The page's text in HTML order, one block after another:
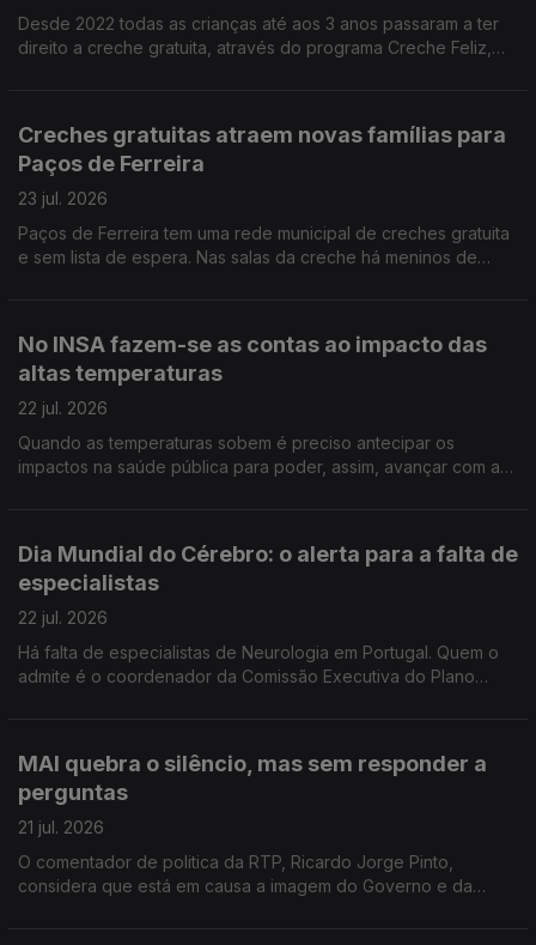
Desde 2022 todas as crianças até aos 3 anos passaram a ter
direito a creche gratuita, através do programa Creche Feliz,
Creches gratuitas atraem novas famílias para
Paços de Ferreira
23 jul. 2026
Paços de Ferreira tem uma rede municipal de creches gratuita
e sem lista de espera. Nas salas da creche há meninos de
No INSA fazem-se as contas ao impacto das
altas temperaturas
22 jul. 2026
Quando as temperaturas sobem é preciso antecipar os
impactos na saúde pública para poder, assim, avançar com as
Dia Mundial do Cérebro: o alerta para a falta de
especialistas
22 jul. 2026
Há falta de especialistas de Neurologia em Portugal. Quem o
admite é o coordenador da Comissão Executiva do Plano
MAI quebra o silêncio, mas sem responder a
perguntas
21 jul. 2026
O comentador de politica da RTP, Ricardo Jorge Pinto,
considera que está em causa a imagem do Governo e da